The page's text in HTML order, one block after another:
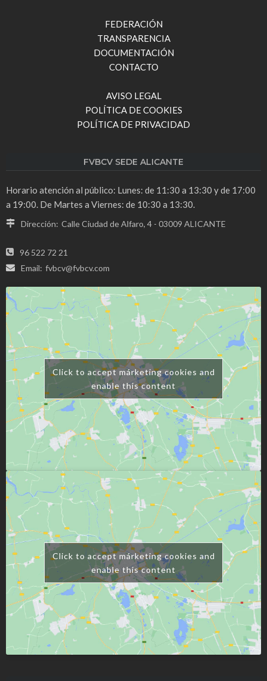
FEDERACIÓN
TRANSPARENCIA
DOCUMENTACIÓN
CONTACTO
AVISO LEGAL
POLÍTICA DE COOKIES
POLÍTICA DE PRIVACIDAD
FVBCV SEDE ALICANTE
Horario atención al público: Lunes: de 11:30 a 13:30 y de 17:00
a 19:00. De Martes a Viernes: de 10:30 a 13:30.
Dirección: Calle Ciudad de Alfaro, 4 - 03009 ALICANTE
96 522 72 21
Email: fvbcv@fvbcv.com
Click to accept márketing cookies and
enable this content
Click to accept márketing cookies and
enable this content